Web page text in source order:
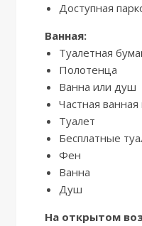
Доступная
Ванная:
Туалетная
Полотенца
Ванна или душ
Частная ванная
Туалет
Бесплатные
Фен
Ванна
Душ
На открытом